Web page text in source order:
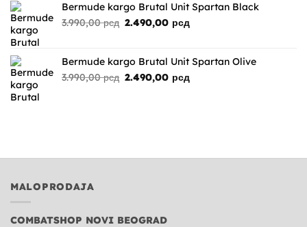
Bermude kargo Brutal Unit Spartan Black
3.990,00рсд Originalna
bila:
3.990,00 рсд.
2.490,00 рсдTrenutna
2.490,00 рсд.
Bermude kargo Brutal Unit Spartan Olive
3.990,00рсд Originalna
2.490,00 рсдTrenutna
MALOPRODAJA
COMBATSHOP NOVI BEOGRAD